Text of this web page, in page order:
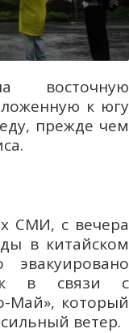
восточную
к югу
прежде чем
СМИ, с вечера
в китайском
в связи с
Май», который
ветер.